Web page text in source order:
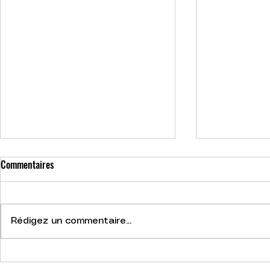
Nouveautés fraîchement
Deals &
Commentaires
Rédigez un commentaire...